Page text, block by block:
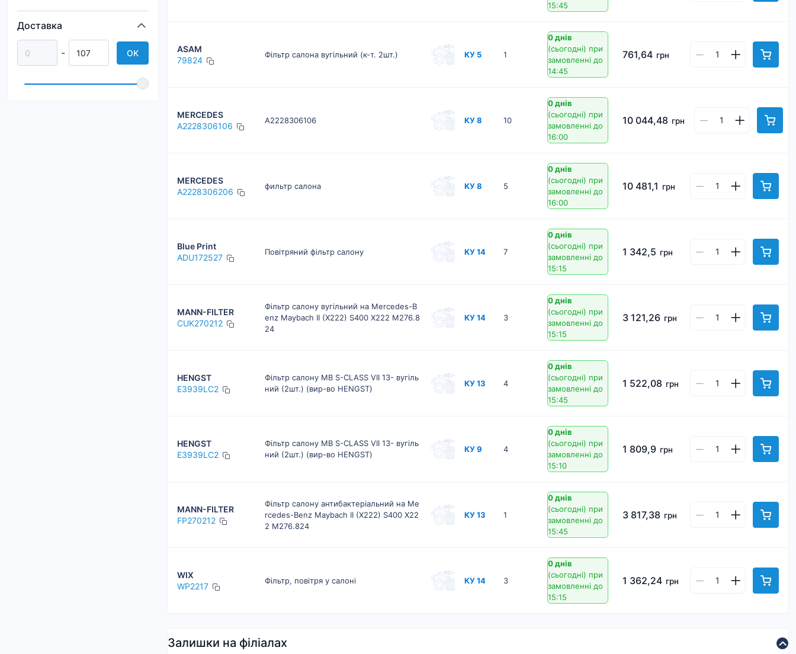
BORG&BECK
BREMSI
Доставка
- OK
15:45
ASAM
79824
Фільтр салона вугільний (к-т. 2шт.) КУ 5 1
0 днів
(сьогодні) при
замовленні до
14:45
761,64 грн
MERCEDES
A2228306106
A2228306106 КУ 8 10
0 днів
(сьогодні) при
замовленні до
16:00
10 044,48 грн
MERCEDES
A2228306206
фильтр салона КУ 8 5
0 днів
(сьогодні) при
замовленні до
16:00
10 481,1 грн
Blue Print
ADU172527
Повітряний фільтр салону КУ 14 7
0 днів
(сьогодні) при
замовленні до
15:15
1 342,5 грн
MANN-FILTER
CUK270212
Фільтр салону вугільний на Mercedes-B
enz Maybach II (X222) S400 X222 M276.8
24
КУ 14 3
0 днів
(сьогодні) при
замовленні до
15:15
3 121,26 грн
HENGST
E3939LC2
Фільтр салону MB S-CLASS VII 13- вугіль
ний (2шт.) (вир-во HENGST)
КУ 13 4
0 днів
(сьогодні) при
замовленні до
15:45
1 522,08 грн
HENGST
E3939LC2
Фільтр салону MB S-CLASS VII 13- вугіль
ний (2шт.) (вир-во HENGST)
КУ 9 4
0 днів
(сьогодні) при
замовленні до
15:10
1 809,9 грн
MANN-FILTER
FP270212
Фільтр салону антибактеріальний на Me
rcedes-Benz Maybach II (X222) S400 X22
2 M276.824
КУ 13 1
0 днів
(сьогодні) при
замовленні до
15:45
3 817,38 грн
WIX
WP2217
Фільтр, повітря у салоні КУ 14 3
0 днів
(сьогодні) при
замовленні до
15:15
1 362,24 грн
Залишки на філіалах